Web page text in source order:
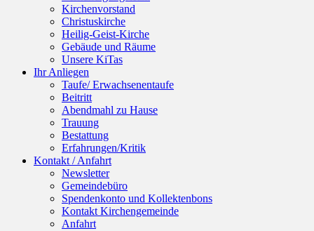
Kirchenvorstand
Christuskirche
Heilig-Geist-Kirche
Gebäude und Räume
Unsere KiTas
Ihr Anliegen
Taufe/ Erwachsenentaufe
Beitritt
Abendmahl zu Hause
Trauung
Bestattung
Erfahrungen/Kritik
Kontakt / Anfahrt
Newsletter
Gemeindebüro
Spendenkonto und Kollektenbons
Kontakt Kirchengemeinde
Anfahrt